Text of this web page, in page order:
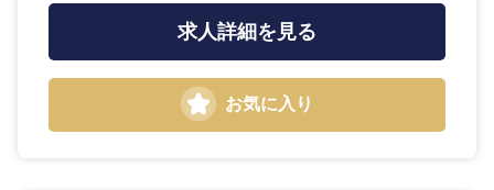
求人詳細を見る
お気に入り